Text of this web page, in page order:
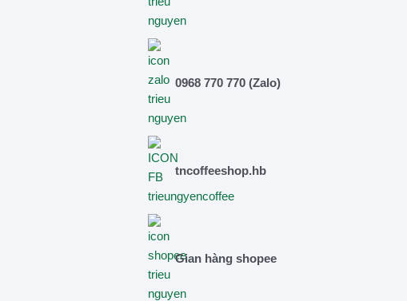
0968 770 770 (Zalo)
tncoffeeshop.hb
Gian hàng shopee